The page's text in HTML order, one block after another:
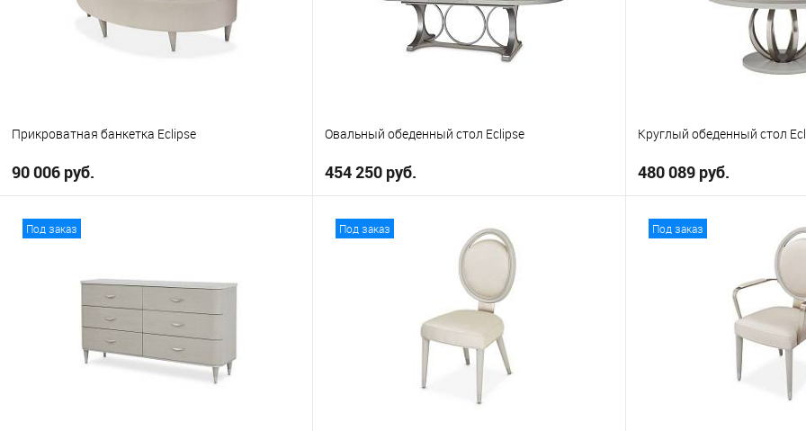
California King Eastern King Queen
Прикроватная банкетка Eclipse
90 006 руб.
В избранное
Овальный обеденный стол Eclipse
454 250 руб.
В корзину
Круглый обеденный стол
480 089 руб.
В
Под заказ Под заказ Под заказ